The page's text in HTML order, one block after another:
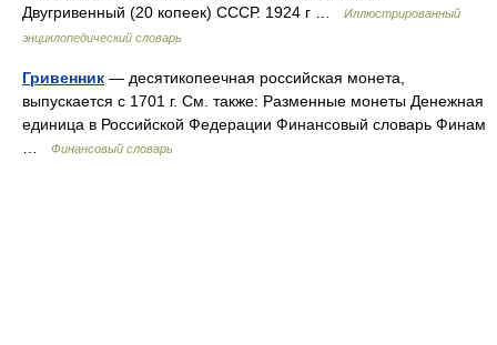
Двугривенный (20 копеек) СССР. 1924 г …
Иллюстрированный
энциклопедический словарь
Гривенник — десятикопеечная российская монета,
выпускается с 1701 г. См. также: Разменные монеты Денежная
единица в Российской Федерации Финансовый словарь Финам
Финансовый словарь